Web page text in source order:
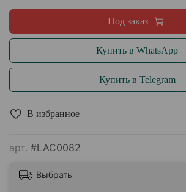
В избранное
арт. #LAC0082
Под заказ
Купить в WhatsApp
Купить в Telegram
Выбрать